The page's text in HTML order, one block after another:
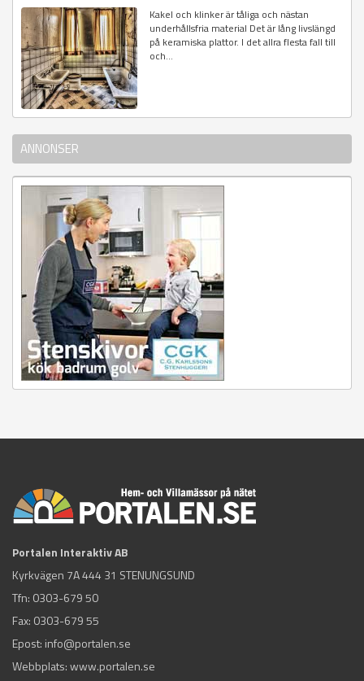
Kakel och klinker är tåliga och nästan
underhållsfria material Det är lång livslängd
på keramiska plattor. I det allra flesta fall till
och...
ANNONSER
Portalen Interaktiv AB
Kyrkvägen 7A 444 31 STENUNGSUND
Tfn: 0303-679 50
Fax: 0303-679 55
Epost: info@portalen.se
Webbplats: www.portalen.se